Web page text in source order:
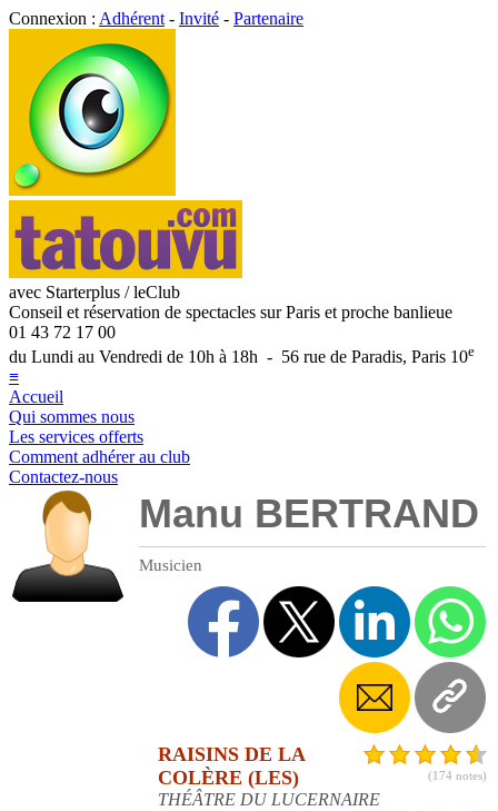
Connexion : Adhérent - Invité - Partenaire
avec Starterplus / leClub
Conseil et réservation de spectacles sur Paris et proche banlieue
01 43 72 17 00
du Lundi au Vendredi de 10h à 18h - 56 rue de Paradis, Paris 10e
≡
Accueil
Qui sommes nous
Les services offerts
Comment adhérer au club
Contactez-nous
Manu BERTRAND
Musicien
(174 notes)
RAISINS DE LA
COLÈRE (LES)
THÉÂTRE DU LUCERNAIRE